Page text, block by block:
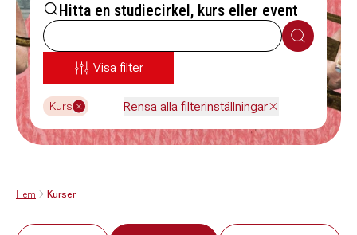
Hitta en studiecirkel, kurs eller event
Sök
Visa filter
Kurs Rensa alla filterinställningar
Hem Kurser